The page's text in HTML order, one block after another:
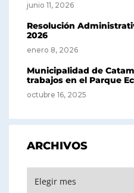
junio 11, 2026
Resolución
2026
enero 8, 2026
Municipalidad de
trabajos en el Parque
octubre 16, 2025
ARCHIVOS